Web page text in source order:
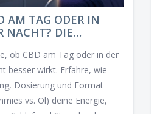
AM TAG ODER IN
NACHT? DIE
SCHLAF UND
ob CBD am Tag oder in der
besser wirkt. Erfahre, wie
Dosierung und Format
vs. Öl) deine Energie,